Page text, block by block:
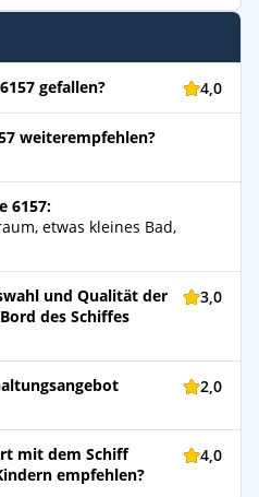
gefallen? 4,0
weiterempfehlen?
6157:
etwas kleines Bad,
und Qualität der
des Schiffes
3,0
2,0
mit dem Schiff
empfehlen?
4,0